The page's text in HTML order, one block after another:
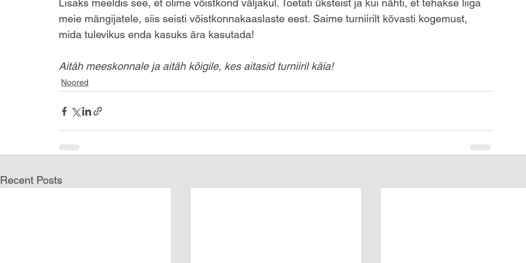
Lisaks meeldis see, et olime võistkond väljakul. Toetati üksteist ja kui nähti, et tehakse liiga
meie mängijatele, siis seisti võistkonnakaaslaste eest. Saime turniirilt kõvasti kogemust,
mida tulevikus enda kasuks ära kasutada!
Aitäh meeskonnale ja aitäh kõigile, kes aitasid turniiril käia!
Noored
Recent Posts